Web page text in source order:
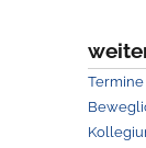
Termine